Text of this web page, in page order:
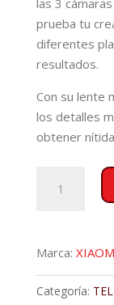
prueba tu
diferentes
resultados.
Con su lente
los detalles
obtener
REDMI
cantidad
Marca:
Categoría: